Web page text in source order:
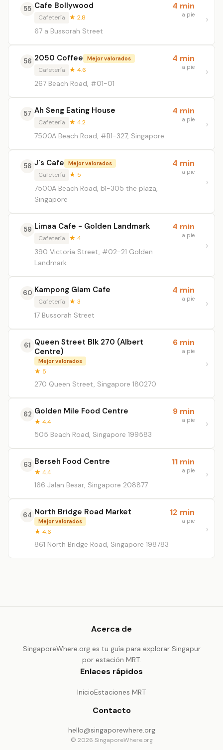
55 Cafe Bollywood
Cafetería ★ 2.8
67 a Bussorah Street
4 min
a pie
56 2050 Coffee Mejor valorados
Cafetería ★ 4.6
267 Beach Road, #01-01
4 min
a pie
57 Ah Seng Eating House
Cafetería ★ 4.2
7500A Beach Road, #B1-327, Singapore
4 min
a pie
58 J's Cafe Mejor valorados
Cafetería ★ 5
7500A Beach Road, b1-305 the plaza,
Singapore
4 min
a pie
59 Limaa Cafe - Golden Landmark
Cafetería ★ 4
390 Victoria Street, #02-21 Golden
Landmark
4 min
a pie
60 Kampong Glam Cafe
Cafetería ★ 3
17 Bussorah Street
4 min
a pie
61 Queen Street Blk 270 (Albert
Centre)
Mejor valorados
★ 5
270 Queen Street, Singapore 180270
6 min
a pie
62 Golden Mile Food Centre
★ 4.4
505 Beach Road, Singapore 199583
9 min
a pie
63 Berseh Food Centre
★ 4.4
166 Jalan Besar, Singapore 208877
11 min
a pie
64 North Bridge Road Market
Mejor valorados
★ 4.6
861 North Bridge Road, Singapore 198783
12 min
a pie
Acerca de
SingaporeWhere.org es tu guía para explorar Singapur
por estación MRT.
Enlaces rápidos
InicioEstaciones MRT
Contacto
hello@singaporewhere.org
© 2026 SingaporeWhere.org